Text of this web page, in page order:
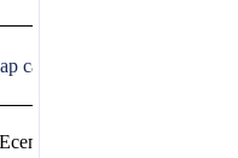
саны:
шығару